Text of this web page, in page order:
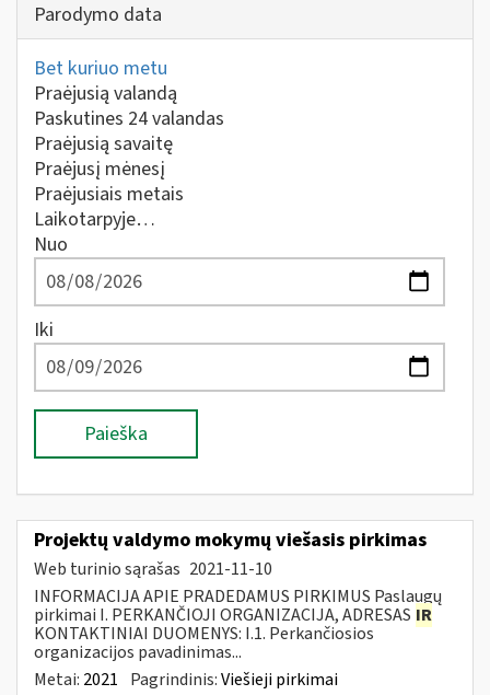
Parodymo data
Bet kuriuo metu
Praėjusią valandą
Paskutines 24 valandas
Praėjusią savaitę
Praėjusį mėnesį
Praėjusiais metais
Laikotarpyje…
Nuo
Iki
Paieška
Projektų valdymo mokymų viešasis pirkimas
Web turinio sąrašas 2021-11-10
INFORMACIJA APIE PRADEDAMUS PIRKIMUS Paslaugų
pirkimai I. PERKANČIOJI ORGANIZACIJA, ADRESAS IR
KONTAKTINIAI DUOMENYS: I.1. Perkančiosios
organizacijos pavadinimas...
Metai: 2021 Pagrindinis:Viešieji pirkimai